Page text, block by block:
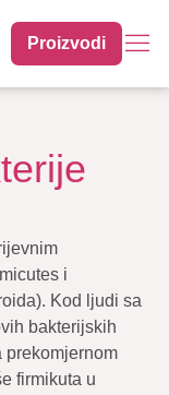
Proizvodi
i
Kod ljudi sa
bakterijskih
prekomjernom
firmikuta u